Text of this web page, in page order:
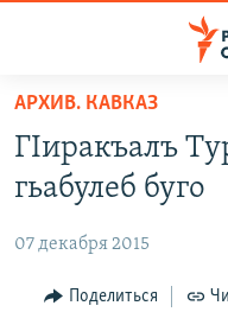
упрощенного
доступа
Вернуться
основному
Вернутся
ПОДКАСТЫ
АВТОРСКИЕ ПРОЕКТЫ
ЦИТАТЫ СВОБОДЫ
МНЕНИЯ
АРХИВ. КАВКАЗ
ГIиракъалъ
гьабулеб буго
07 декабря 2015
Поделиться